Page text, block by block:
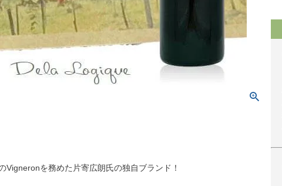
Vigneronを務めた片寄広朗氏の独自ブランド！